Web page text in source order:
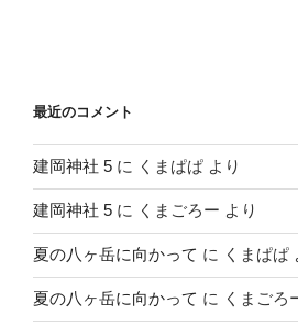
最近のコメント
建岡神社 5 に くまぱぱ より
建岡神社 5 に くまごろー より
夏の八ヶ岳に向かって に くまぱぱ
夏の八ヶ岳に向かって に くまごろ